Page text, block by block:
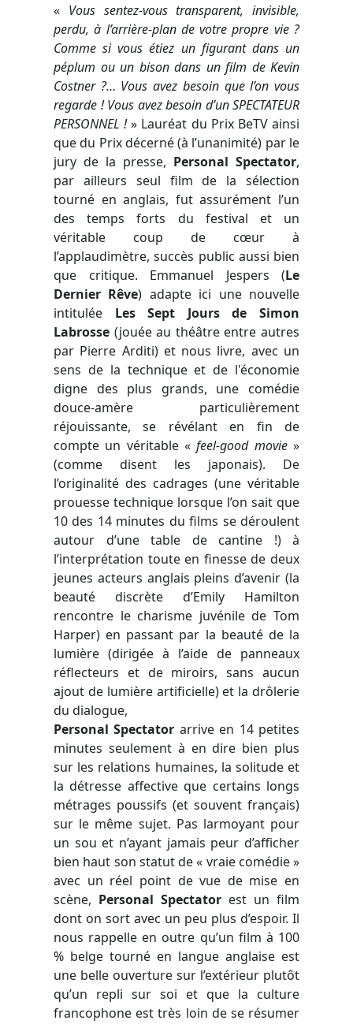
« Vous sentez-vous transparent, invisible,
perdu, à l’arrière-plan de votre propre vie ?
Comme si vous étiez un figurant dans un
péplum ou un bison dans un film de Kevin
Costner ?… Vous avez besoin que l’on vous
regarde ! Vous avez besoin d’un SPECTATEUR
PERSONNEL !» Lauréat du Prix BeTV ainsi
que du Prix décerné (à l’unanimité) par le
jury de la presse, Personal Spectator,
par ailleurs seul film de la sélection
tourné en anglais, fut assurément l’un
des temps forts du festival et un
véritable coup de cœur à
l’applaudimètre, succès public aussi bien
que critique. Emmanuel Jespers (Le
Dernier Rêve) adapte ici une nouvelle
intitulée Les Sept Jours de Simon
Labrosse (jouée au théâtre entre autres
par Pierre Arditi) et nous livre, avec un
sens de la technique et de l'économie
digne des plus grands, une comédie
douce-amère particulièrement
réjouissante, se révélant en fin de
compte un véritable «feel-good movie»
(comme disent les japonais). De
l’originalité des cadrages (une véritable
prouesse technique lorsque l’on sait que
10 des 14 minutes du films se déroulent
autour d’une table de cantine !) à
l’interprétation toute en finesse de deux
jeunes acteurs anglais pleins d’avenir (la
beauté discrète d’Emily Hamilton
rencontre le charisme juvénile de Tom
Harper) en passant par la beauté de la
lumière (dirigée à l’aide de panneaux
réflecteurs et de miroirs, sans aucun
ajout de lumière artificielle) et la drôlerie
du dialogue,
Personal Spectator arrive en 14 petites
minutes seulement à en dire bien plus
sur les relations humaines, la solitude et
la détresse affective que certains longs
métrages poussifs (et souvent français)
sur le même sujet. Pas larmoyant pour
un sou et n’ayant jamais peur d’afficher
bien haut son statut de « vraie comédie »
avec un réel point de vue de mise en
scène, Personal Spectator est un film
dont on sort avec un peu plus d’espoir. Il
nous rappelle en outre qu’un film à 100
% belge tourné en langue anglaise est
une belle ouverture sur l’extérieur plutôt
qu’un repli sur soi et que la culture
francophone est très loin de se résumer